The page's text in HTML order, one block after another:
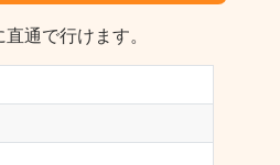
通で行けます。